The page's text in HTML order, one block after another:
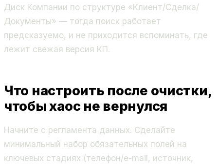
Диск Компании по структуре «Клиент/Сделка/
Документы» — тогда поиск работает
предсказуемо, и не приходится вспоминать, где
лежит свежая версия КП.
Что настроить после очистки,
чтобы хаос не вернулся
Начните с регламента данных. Сделайте
минимальный набор обязательных полей на
ключевых стадиях (телефон/e-mail, источник,